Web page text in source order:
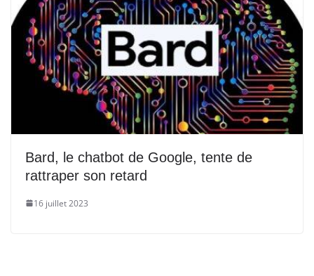
Bard, le chatbot de Google, tente de
rattraper son retard
16 juillet 2023